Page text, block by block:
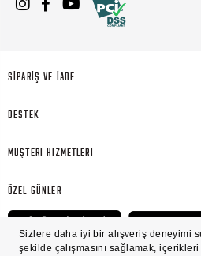
SİPARİŞ VE İADE
DESTEK
MÜŞTERİ HİZMETLERİ
ÖZEL GÜNLER